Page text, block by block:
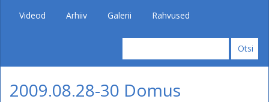
Videod Arhiiv Galerii Rahvused
2009.08.28-30 Domus